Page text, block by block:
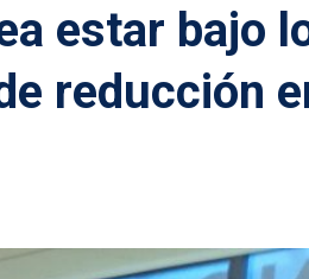
estar bajo
reducción